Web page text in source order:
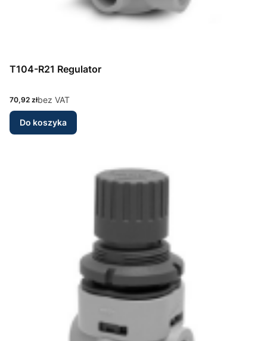
T104-R21 Regulator
Cena
70,92 złbez VAT
Do koszyka